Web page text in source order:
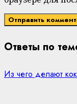
Ответы по
Из чего делают